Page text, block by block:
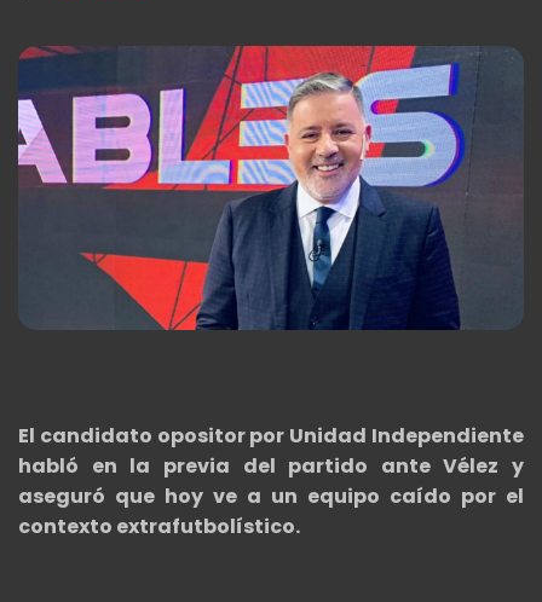
El candidato opositor por Unidad Independiente
habló en la previa del partido ante Vélez y
aseguró que hoy ve a un equipo caído por el
contexto extrafutbolístico.